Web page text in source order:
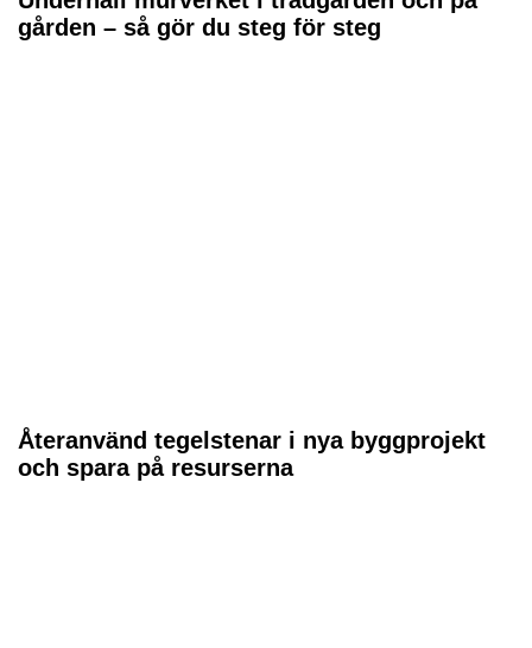
gården – så gör du steg för steg
Återanvänd tegelstenar i nya byggprojekt
och spara på resurserna